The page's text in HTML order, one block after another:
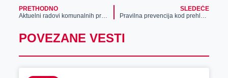
PRETHODNO
Aktuelni radovi komunalnih preduzeća
SLEDEĆE
POVEZANE VESTI